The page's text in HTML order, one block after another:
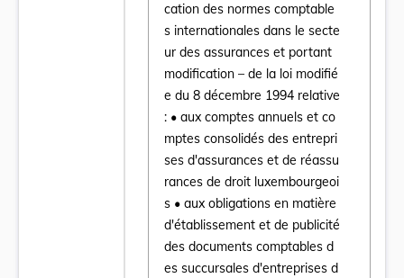
cation des normes comptable
s internationales dans le secte
ur des assurances et portant
modification – de la loi modifié
e du 8 décembre 1994 relative
: • aux comptes annuels et co
mptes consolidés des entrepri
ses d'assurances et de réassu
rances de droit luxembourgeoi
s • aux obligations en matière
d'établissement et de publicité
des documents comptables d
es succursales d'entreprises d
Ouvrir le document Loi du 27 avril 2006